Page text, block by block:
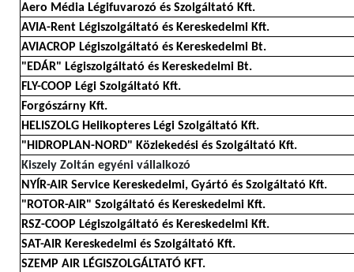
Aero Média Légifuvarozó és Szolgáltató Kft.
AVIA-Rent Légiszolgáltató és Kereskedelmi Kft.
AVIACROP Légiszolgáltató és Kereskedelmi Bt.
"EDÁR" Légiszolgáltató és Kereskedelmi Bt.
FLY-COOP Légi Szolgáltató Kft.
Forgószárny Kft.
HELISZOLG Helikopteres Légi Szolgáltató Kft.
"HIDROPLAN-NORD" Közlekedési és Szolgáltató Kft.
Kiszely Zoltán egyéni vállalkozó
NYÍR-AIR Service Kereskedelmi, Gyártó és Szolgáltató Kft.
"ROTOR-AIR" Szolgáltató és Kereskedelmi Kft.
RSZ-COOP Légiszolgáltató és Kereskedelmi Kft.
SAT-AIR Kereskedelmi és Szolgáltató Kft.
SZEMP AIR LÉGISZOLGÁLTATÓ KFT.